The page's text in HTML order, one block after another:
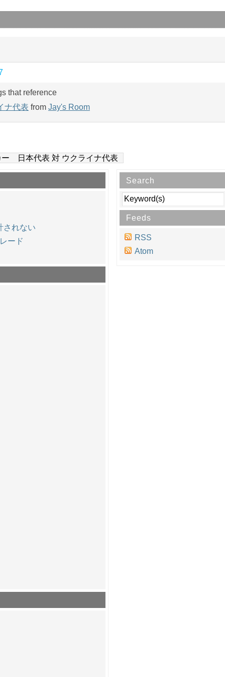
that reference
ナ代表 from Jay's Room
ー 日本代表 対 ウクライナ代表
されない
ード
Search
Feeds
RSS
Atom